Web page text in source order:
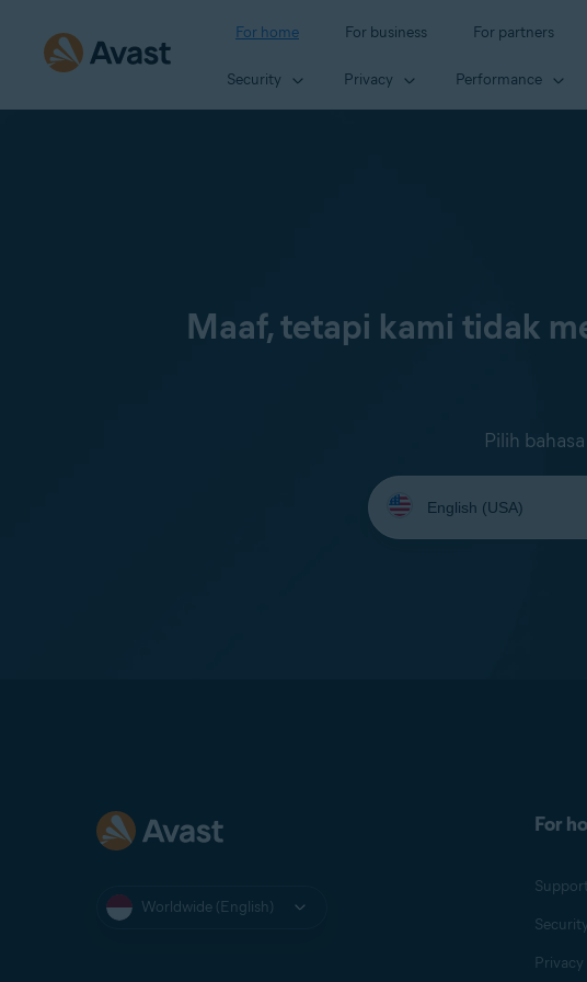
For home For business For partners
Security Privacy Performance
Maaf, tetapi kami tidak
Pilih
Select
your
language:
Worldwide (English)
For
Support
Security
Privacy